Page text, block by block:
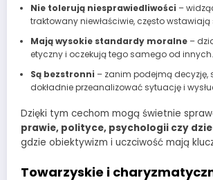
Nie tolerują niesprawiedliwości –
traktowany niewłaściwie, często wstawiają
Mają wysokie standardy moralne–
etyczny i oczekują tego samego od innych.
Są bezstronni – zanim podejmą decyzję,
dokładnie przeanalizować sytuację i
Dzięki tym cechom mogą świetnie
prawie, polityce, psychologii czy
gdzie obiektywizm i uczciwość mają
Towarzyskie i